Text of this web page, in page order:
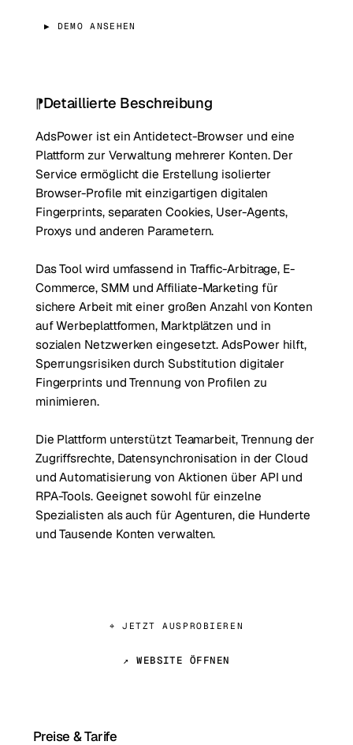
▶ DEMO ANSEHEN
Detaillierte Beschreibung
AdsPower ist ein Antidetect-Browser und eine
Plattform zur Verwaltung mehrerer Konten. Der
Service ermöglicht die Erstellung isolierter
Browser-Profile mit einzigartigen digitalen
Fingerprints, separaten Cookies, User-Agents,
Proxys und anderen Parametern.
Das Tool wird umfassend in Traffic-Arbitrage, E-
Commerce, SMM und Affiliate-Marketing für
sichere Arbeit mit einer großen Anzahl von Konten
auf Werbeplattformen, Marktplätzen und in
sozialen Netzwerken eingesetzt. AdsPower hilft,
Sperrungsrisiken durch Substitution digitaler
Fingerprints und Trennung von Profilen zu
minimieren.
Die Plattform unterstützt Teamarbeit, Trennung der
Zugriffsrechte, Datensynchronisation in der Cloud
und Automatisierung von Aktionen über API und
RPA-Tools. Geeignet sowohl für einzelne
Spezialisten als auch für Agenturen, die Hunderte
und Tausende Konten verwalten.
⌖ JETZT AUSPROBIEREN
↗ WEBSITE ÖFFNEN
Preise & Tarife